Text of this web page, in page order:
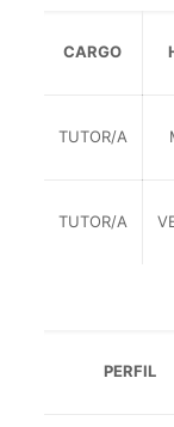
CARGO
TUTOR/A
TUTOR/A
PERFIL